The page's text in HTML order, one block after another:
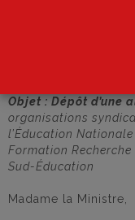
Objet : Dépôt d’une
organisations
l’Éducation Nationale
Formation Recherche
Sud-Éducation
Madame la Ministre,